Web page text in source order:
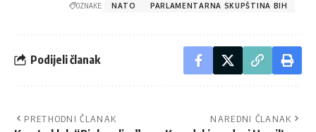
OZNAKE: NATO PARLAMENTARNA SKUPŠTINA BIH
Podijeli članak
PRETHODNI ČLANAK NAREDNI ČLANAK